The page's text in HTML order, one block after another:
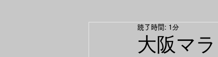
大阪マ
読了時間: 1分